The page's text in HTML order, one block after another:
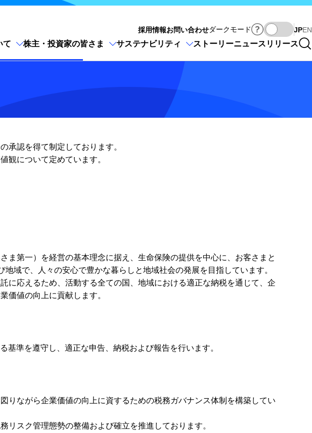
採用情報お問い合わせダークモード JPEN
て 株主・投資家の皆さま サステナビリティ ストーリーニュースリリース
承認を得て制定しております。
観について定めています。
第一）を経営の基本理念に据え、生命保険の提供を中心に、お客さまと
域で、人々の安心で豊かな暮らしと地域社会の発展を目指しています。
に応えるため、活動する全ての国、地域における適正な納税を通じて、企
価値の向上に貢献します。
準を遵守し、適正な申告、納税および報告を行います。
りながら企業価値の向上に資するための税務ガバナンス体制を構築してい
スク管理態勢の整備および確立を推進しております。